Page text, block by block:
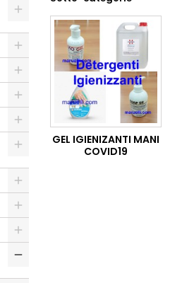
GEL IGIENIZANTI MANI
COVID19